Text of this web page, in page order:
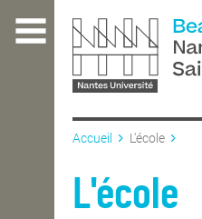
contenu
L'ÉCOLE
Accueil L'école
L'école